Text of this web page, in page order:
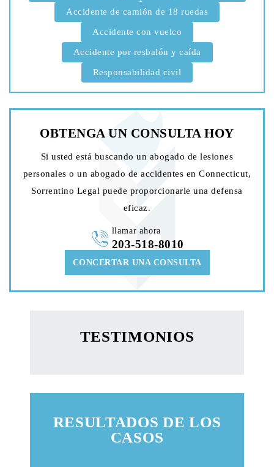
Accidente de camión de 18 ruedas
Accidente con vuelco
Accidente por resbalón y caída
Responsabilidad civil
OBTENGA UN CONSULTA HOY
Si usted está buscando un abogado de lesiones
personales o un abogado de accidentes en Connecticut,
Sorrentino Legal puede proporcionarle una defensa
eficaz.
CONCERTAR UNA CONSULTA
llamar ahora
203-518-8010
TESTIMONIOS
RESULTADOS DE LOS
CASOS